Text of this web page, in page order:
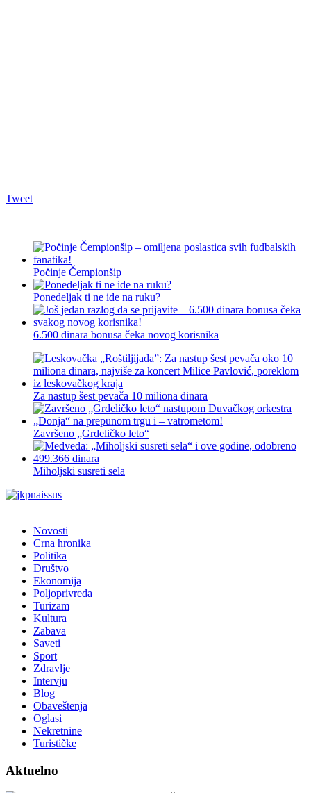
Tweet
Počinje Čempionšip
Ponedeljak ti ne ide na ruku?
6.500 dinara bonusa čeka novog korisnika
Za nastup šest pevača 10 miliona dinara
Završeno „Grdeličko leto“
Miholjski susreti sela
Novosti
Crna hronika
Politika
Društvo
Ekonomija
Poljoprivreda
Turizam
Kultura
Zabava
Saveti
Sport
Zdravlje
Intervju
Blog
Obaveštenja
Oglasi
Nekretnine
Turističke
Aktuelno